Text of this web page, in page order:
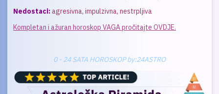
Nedostaci:agresivna, impulzivna, nestrpljiva
Kompletan i ažuran horoskop VAGA pročitajte OVDJE.
0 - 24 SATA HOROSKOP by:24ASTRO